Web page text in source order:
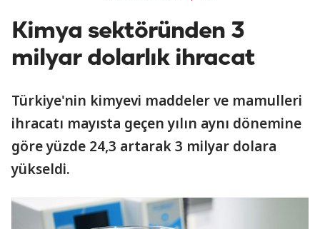
Kimya sektöründen 3
milyar dolarlık ihracat
Türkiye'nin kimyevi maddeler ve mamulleri
ihracatı mayısta geçen yılın aynı dönemine
göre yüzde 24,3 artarak 3 milyar dolara
yükseldi.